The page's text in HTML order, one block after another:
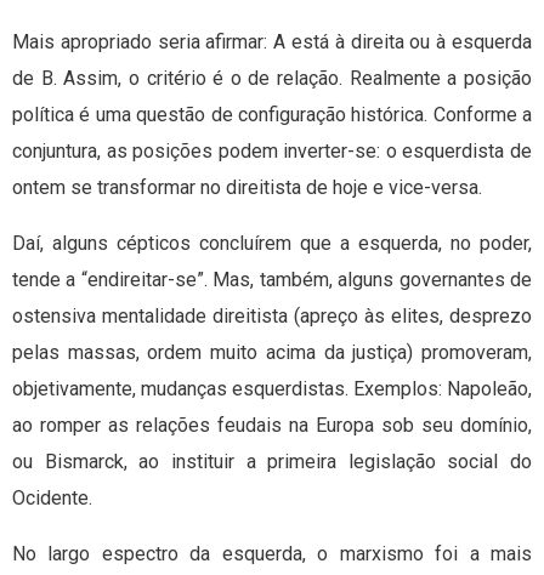
Mais apropriado seria afirmar: A está à direita ou à esquerda
de B. Assim, o critério é o de relação. Realmente a posição
política é uma questão de configuração histórica. Conforme a
conjuntura, as posições podem inverter-se: o esquerdista de
ontem se transformar no direitista de hoje e vice-versa.
Daí, alguns cépticos concluírem que a esquerda, no poder,
tende a “endireitar-se”. Mas, também, alguns governantes de
ostensiva mentalidade direitista (apreço às elites, desprezo
pelas massas, ordem muito acima da justiça) promoveram,
objetivamente, mudanças esquerdistas. Exemplos: Napoleão,
ao romper as relações feudais na Europa sob seu domínio,
ou Bismarck, ao instituir a primeira legislação social do
Ocidente.
No largo espectro da esquerda, o marxismo foi a mais